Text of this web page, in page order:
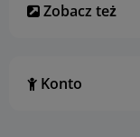
Zobacz też
Konto